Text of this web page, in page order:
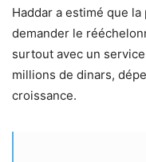
Haddar a estimé que
demander le
surtout avec un
millions de dinars,
croissance.